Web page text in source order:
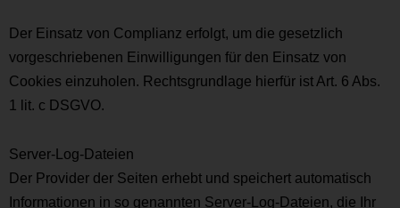
Der Einsatz von Complianz erfolgt, um die gesetzlich
vorgeschriebenen Einwilligungen für den Einsatz von
Cookies einzuholen. Rechtsgrundlage hierfür ist Art. 6 Abs.
1 lit. c DSGVO.
Server-Log-Dateien
Der Provider der Seiten erhebt und speichert automatisch
Informationen in so genannten Server-Log-Dateien, die Ihr